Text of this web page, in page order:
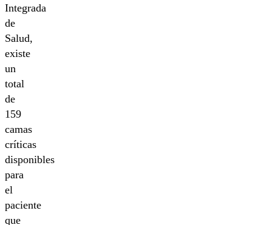
Integrada
de
Salud,
existe
un
total
de
159
camas
críticas
disponibles
para
el
paciente
que